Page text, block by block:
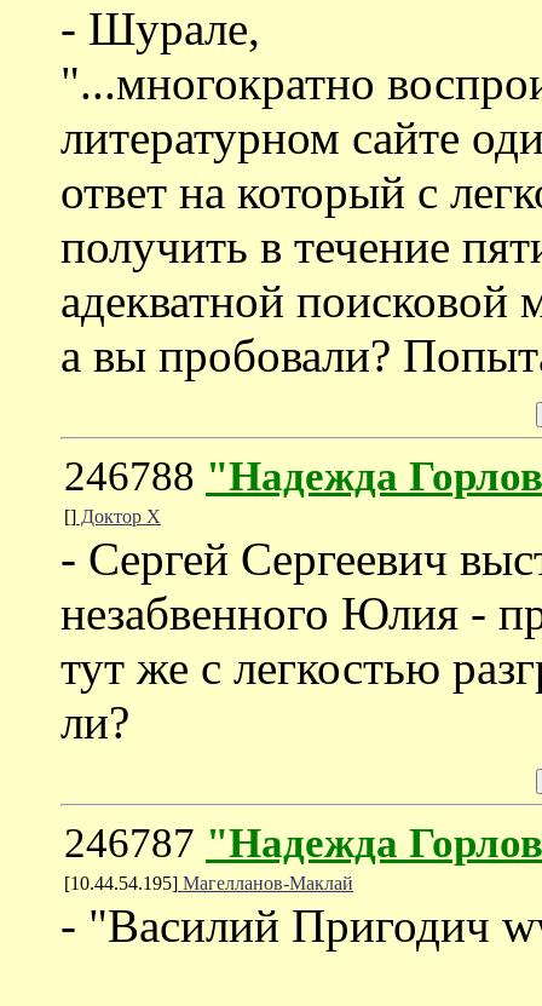
- Шурале,
"...многократно
литературном сайте
ответ на который с
получить в течение
адекватной
а вы пробовали?
246788 "Надежда
[] Доктор Х
- Сергей Сергеевич
незабвенного Юлия -
тут же с легкостью
ли?
246787 "Надежда
[10.44.54.195] Магелланов-Маклай
- "Василий Пригодич